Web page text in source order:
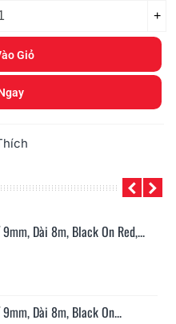
+
Giỏ
Dài 8m, Black On Red,...
Dài 8m, Black On...